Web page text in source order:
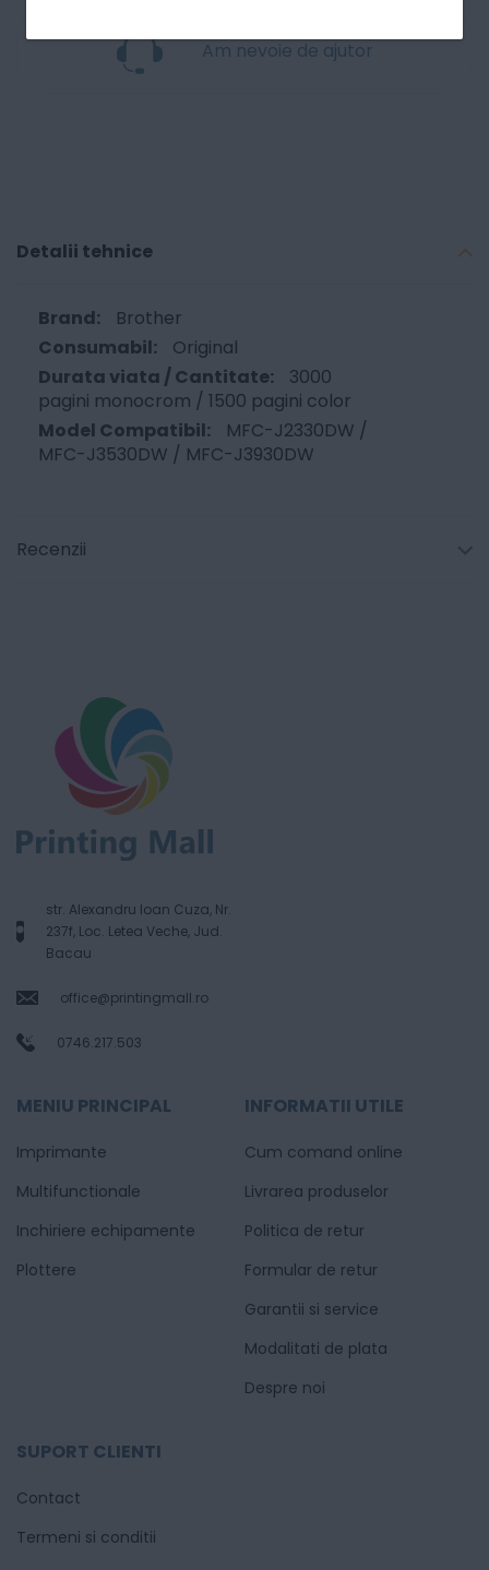
Am nevoie de ajutor
Detalii tehnice
Brother
Original
3000
pagini monocrom / 1500 pagini color
MFC-J2330DW /
MFC-J3530DW / MFC-J3930DW
Recenzii
str. Alexandru Ioan Cuza, Nr.
237f, Loc. Letea Veche, Jud.
Bacau
office@printingmall.ro
0746.217.503
MENIU PRINCIPAL
Imprimante
Multifunctionale
Inchiriere echipamente
Plottere
INFORMATII UTILE
Cum comand online
Livrarea produselor
Politica de retur
Formular de retur
Garantii si service
Modalitati de plata
Despre noi
SUPORT CLIENTI
Contact
Termeni si conditii